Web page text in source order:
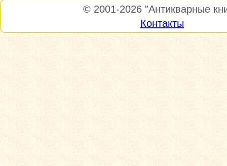
© 2001-2026 "Антикварные
Контакты